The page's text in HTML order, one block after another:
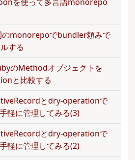
のmonorepoでbundler頼みで
する
のMethodオブジェクトを
と比較する
とdry-operationで
軽に管理してみる(3)
とdry-operationで
軽に管理してみる(2)